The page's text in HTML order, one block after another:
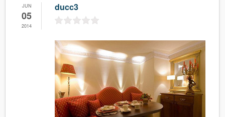
JUN
05
2014
ducc3